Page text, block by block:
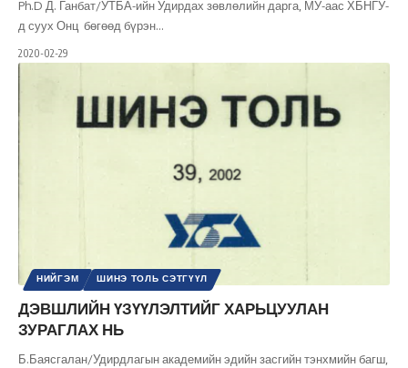
Ph.D Д. Ганбат/УТБА-ийн Удирдах зөвлөлийн дарга, МУ-аас ХБНГУ-
д суух Онц бөгөөд бүрэн…
2020-02-29
НИЙГЭМ ШИНЭ ТОЛЬ СЭТГҮҮЛ
ДЭВШЛИЙН ҮЗҮҮЛЭЛТИЙГ ХАРЬЦУУЛАН
ЗУРАГЛАХ НЬ
Б.Баясгалан/Удирдлагын академийн эдийн засгийн тэнхмийн багш,